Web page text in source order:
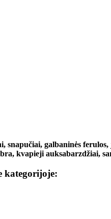
snapučiai, galbaninės
kvapieji auksabarzdžiai,
kategorijoje: